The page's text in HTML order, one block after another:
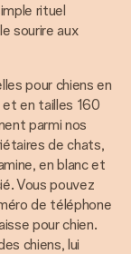
rituel
sourire aux
pour chiens en
en tailles 160
parmi nos
de chats,
en blanc et
Vous pouvez
de téléphone
pour chien.
chiens, lui